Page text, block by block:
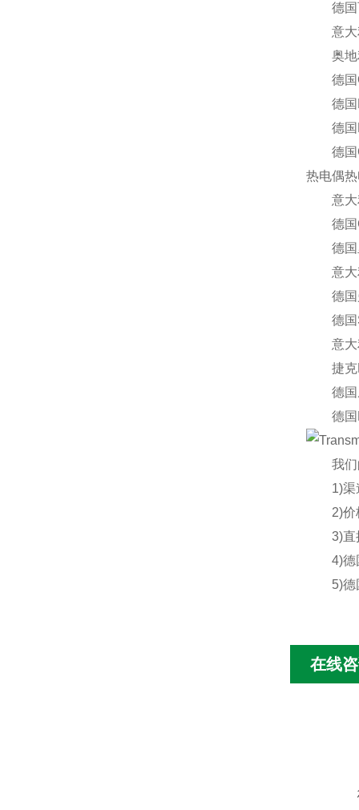
德国百
意大
奥地利
德国
德国
德国
德国
热电偶
意大利
德国
德国里
意大利
德国曼
德国
意大
捷克
德国威
德国
我们
1)渠道
2)价格
3)直接
4)德国
5)德国
在线